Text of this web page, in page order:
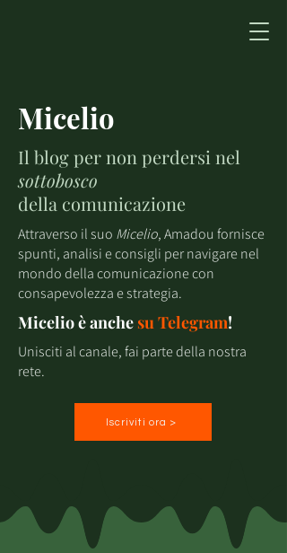
Micelio
Il blog per non perdersi nel
sottobosco
della comunicazione
Attraverso il suo Micelio, Amadou fornisce
spunti, analisi e consigli per navigare nel
mondo della comunicazione con
consapevolezza e strategia.
Micelio è anchesuTelegram!
Unisciti al canale, fai parte della nostra
rete.
Iscriviti ora >